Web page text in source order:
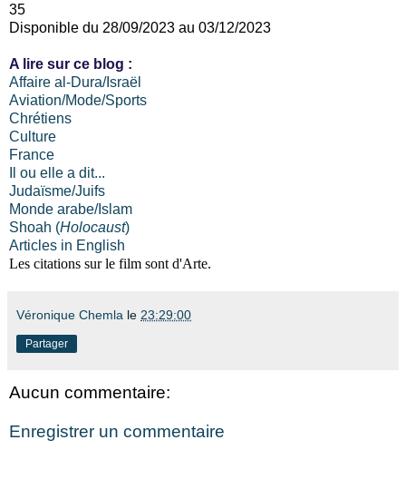
35
Disponible du 28/09/2023 au 03/12/2023
A lire sur ce blog :
Affaire al-Dura/Israël
Aviation/Mode/Sports
Chrétiens
Culture
France
Il ou elle a dit...
Judaïsme/Juifs
Monde arabe/Islam
Shoah (Holocaust)
Articles in English
Les citations sur le film sont d'Arte.
Véronique Chemla le 23:29:00
Partager
Aucun commentaire:
Enregistrer un commentaire